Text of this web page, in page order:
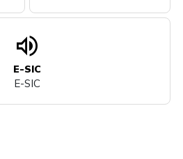
volume_up
E-SIC
E-SIC